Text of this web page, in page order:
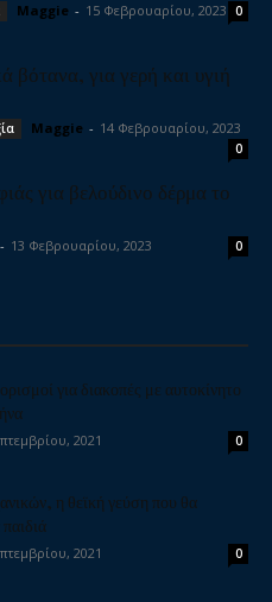
Maggie - 15 Φεβρουαρίου, 2023 0
βότανα, για γερή και υγιή
Maggie - 14 Φεβρουαρίου, 2023
0
για βελούδινο δέρμα το
- 13 Φεβρουαρίου, 2023 0
για διακοπές με αυτοκίνητο
2021 0
η θεϊκή γεύση που θα
2021 0